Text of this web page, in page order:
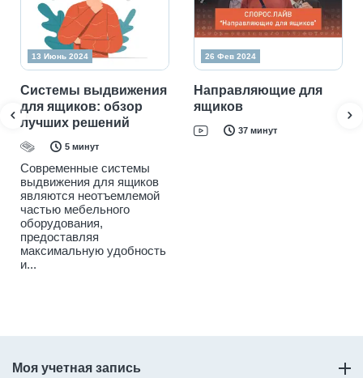
13 Июнь 2024
Системы выдвижения
для ящиков: обзор
лучших решений
5 минут
Современные системы
выдвижения для ящиков
являются неотъемлемой
частью мебельного
оборудования,
предоставляя
максимальную удобность
и...
26 Фев 2024
Направляющие для
ящиков
37 минут
Моя учетная запись